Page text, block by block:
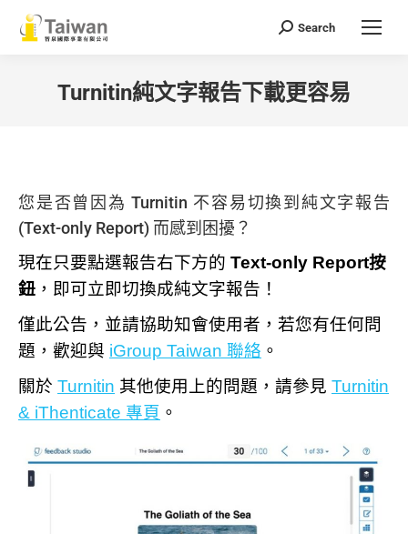
Search:
Search
Turnitin純文字報告下載更容易
您是否曾因為 Turnitin 不容易切換到純文字報告
(Text-only Report) 而感到困擾？
現在只要點選報告右下方的 Text-only Report按
鈕 ，即可立即切換成純文字報告！
僅此公告，並請協助知會使用者，若您有任何問
題，歡迎與 iGroup Taiwan 聯絡 。
關於 Turnitin 其他使用上的問題，請參見 Turnitin
& iThenticate 專頁 。